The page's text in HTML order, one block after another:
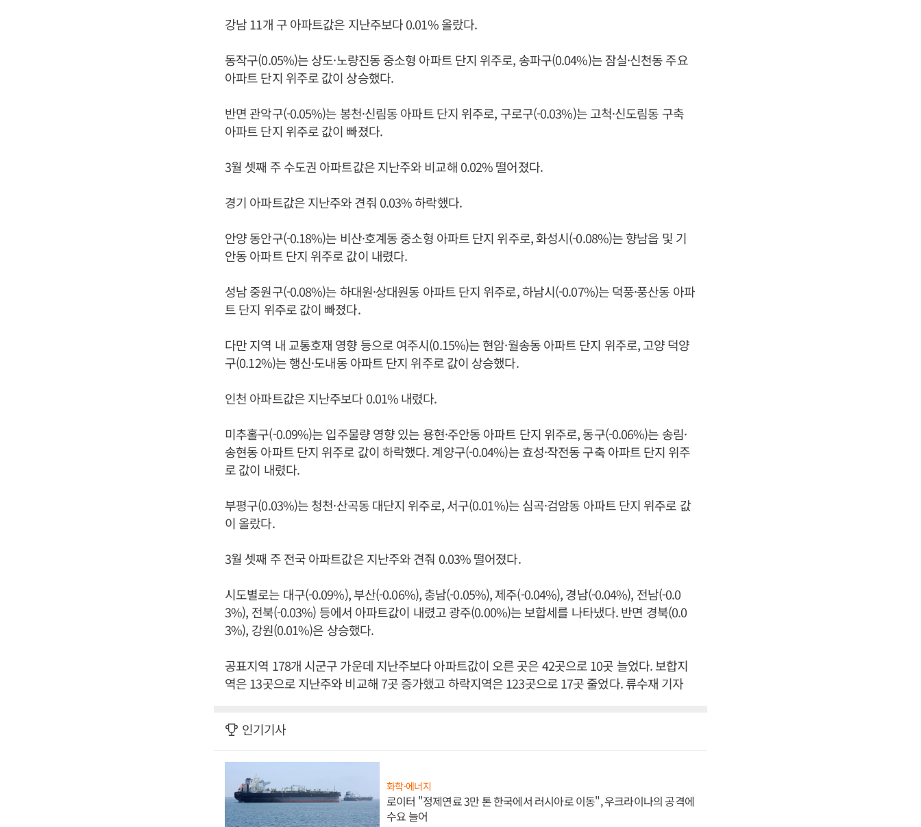
강남 11개 구 아파트값은 지난주보다 0.01% 올랐다.
동작구(0.05%)는 상도·노량진동 중소형 아파트 단지 위주로, 송파구(0.04%)는 잠실·신천동 주요
아파트 단지 위주로 값이 상승했다.
반면 관악구(-0.05%)는 봉천·신림동 아파트 단지 위주로, 구로구(-0.03%)는 고척·신도림동 구축
아파트 단지 위주로 값이 빠졌다.
3월 셋째 주 수도권 아파트값은 지난주와 비교해 0.02% 떨어졌다.
경기 아파트값은 지난주와 견줘 0.03% 하락했다.
안양 동안구(-0.18%)는 비산·호계동 중소형 아파트 단지 위주로, 화성시(-0.08%)는 향남읍 및 기
안동 아파트 단지 위주로 값이 내렸다.
성남 중원구(-0.08%)는 하대원·상대원동 아파트 단지 위주로, 하남시(-0.07%)는 덕풍·풍산동 아파
트 단지 위주로 값이 빠졌다.
다만 지역 내 교통호재 영향 등으로 여주시(0.15%)는 현암·월송동 아파트 단지 위주로, 고양 덕양
구(0.12%)는 행신·도내동 아파트 단지 위주로 값이 상승했다.
인천 아파트값은 지난주보다 0.01% 내렸다.
미추홀구(-0.09%)는 입주물량 영향 있는 용현·주안동 아파트 단지 위주로, 동구(-0.06%)는 송림·
송현동 아파트 단지 위주로 값이 하락했다. 계양구(-0.04%)는 효성·작전동 구축 아파트 단지 위주
로 값이 내렸다.
부평구(0.03%)는 청천·산곡동 대단지 위주로, 서구(0.01%)는 심곡·검암동 아파트 단지 위주로 값
이 올랐다.
3월 셋째 주 전국 아파트값은 지난주와 견줘 0.03% 떨어졌다.
시도별로는 대구(-0.09%), 부산(-0.06%), 충남(-0.05%), 제주(-0.04%), 경남(-0.04%), 전남(-0.0
3%), 전북(-0.03%) 등에서 아파트값이 내렸고 광주(0.00%)는 보합세를 나타냈다. 반면 경북(0.0
3%), 강원(0.01%)은 상승했다.
공표지역 178개 시군구 가운데 지난주보다 아파트값이 오른 곳은 42곳으로 10곳 늘었다. 보합지
역은 13곳으로 지난주와 비교해 7곳 증가했고 하락지역은 123곳으로 17곳 줄었다. 류수재 기자
인기기사
화학·에너지
로이터 "정제연료 3만 톤 한국에서 러시아로 이동", 우크라이나의 공격에
수요 늘어